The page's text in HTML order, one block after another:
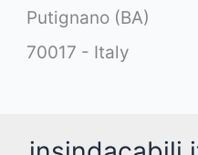
Putignano (BA)
70017 - Italy